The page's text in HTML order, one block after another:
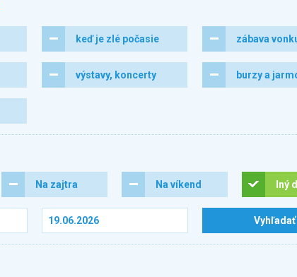
keď je zlé počasie zábava
výstavy, koncerty burzy a
Na zajtra Na víkend Iný